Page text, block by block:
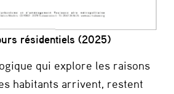
résidentiels (2025)
qui explore les raisons
habitants arrivent, restent